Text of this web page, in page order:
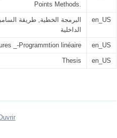
Points Methods.
البرمجة الخطية, طريقة
الداخلية
en_US
_-Programmtion linéaire en_US
Thesis en_US